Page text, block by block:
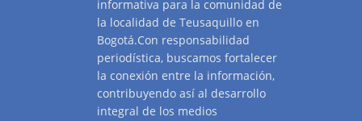
informativa para la comunidad de
la localidad de Teusaquillo en
Bogotá.Con responsabilidad
periodística, buscamos fortalecer
la conexión entre la información,
contribuyendo así al desarrollo
integral de los medios